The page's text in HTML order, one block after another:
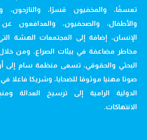
تعسفًا، والمخفيون قسرًا، والنازحون،
والأطفال، والصحفيون، والمدافعون
الإنسان، إضافة إلى المجتمعات الهشة
مخاطر مضاعفة في بيئات الصراع. ومن
البحثي والحقوقي، تسعى منظمة سام إلى
صوتا مهنيا موثوقا للضحايا، وشريكا فاعلا
الدولية الرامية إلى ترسيخ العدالة
الانتهاكات.